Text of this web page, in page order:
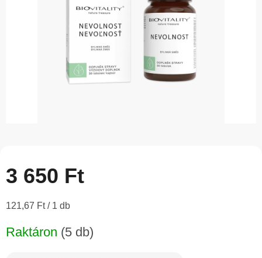
3 650 Ft
Egységár:
121,67 Ft / 1 db
Raktáron (5 db)